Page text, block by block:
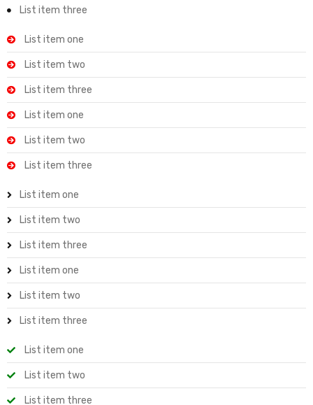
List item three
List item one
List item two
List item three
List item one
List item two
List item three
List item one
List item two
List item three
List item one
List item two
List item three
List item one
List item two
List item three